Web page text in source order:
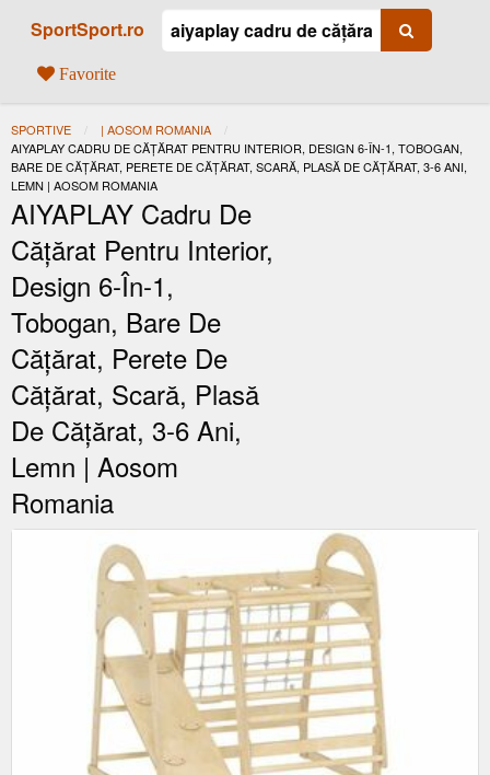
SportSport.ro
Favorite
SPORTIVE
| AOSOM ROMANIA
ACTUAL:
AIYAPLAY CADRU DE CĂȚĂRAT PENTRU INTERIOR, DESIGN 6-ÎN-1, TOBOGAN,
BARE DE CĂȚĂRAT, PERETE DE CĂȚĂRAT, SCARĂ, PLASĂ DE CĂȚĂRAT, 3-6 ANI,
LEMN | AOSOM ROMANIA
AIYAPLAY Cadru De
Cățărat Pentru Interior,
Design 6-În-1,
Tobogan, Bare De
Cățărat, Perete De
Cățărat, Scară, Plasă
De Cățărat, 3-6 Ani,
Lemn | Aosom
Romania